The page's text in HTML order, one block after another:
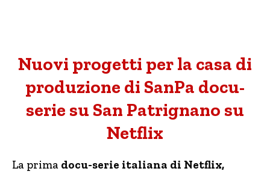
Nuovi progetti per la casa di
produzione di SanPa docu-
serie su San Patrignano su
Netflix
La prima docu-serie italiana di Netflix,